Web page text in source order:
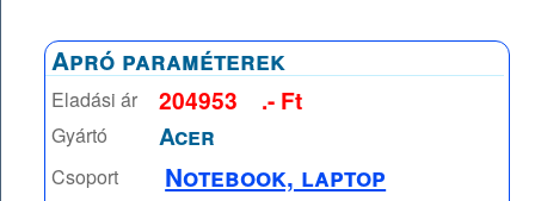
Apró paraméterek
Eladási ár 204953 .- Ft
Gyártó Acer
Csoport Notebook, laptop